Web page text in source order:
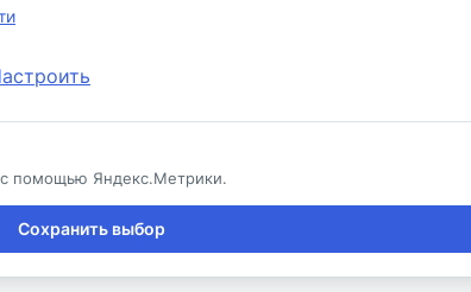
в отношении песональных данных
с помощью Яндекс.Метрики.
Сохранить выбор